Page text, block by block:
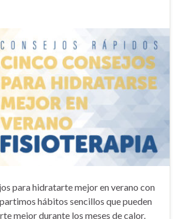
para hidratarte mejor en verano con
hábitos sencillos que pueden
mejor durante los meses de calor.